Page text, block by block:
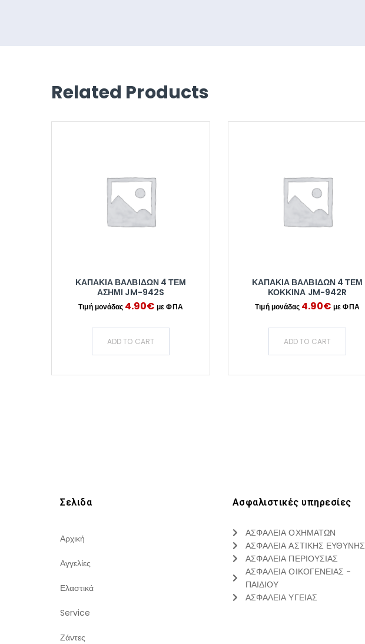
Related Products
ΚΑΠΑΚΙΑ ΒΑΛΒΙΔΩΝ 4 ΤΕΜ
ΑΣΗΜΙ JM-942S
4.90€
ADD TO CART
ΚΑΠΑΚΙΑ ΒΑΛΒΙΔΩΝ 4 ΤΕΜ
ΚΟΚΚΙΝΑ JM-942R
4.90€
ADD TO CART
Σελιδα
Αρχική
Αγγελίες
Ελαστικά
Service
Ζάντες
Ασφαλιστικές υπηρεσίες
ΑΣΦΑΛΕΙΑ ΟΧΗΜΑΤΩΝ
ΑΣΦΑΛΕΙΑ ΑΣΤΙΚΗΣ ΕΥΘΥΝΗΣ
ΑΣΦΑΛΕΙΑ ΠΕΡΙΟΥΣΙΑΣ
ΑΣΦΑΛΕΙΑ ΟΙΚΟΓΕΝΕΙΑΣ -
ΠΑΙΔΙΟΥ
ΑΣΦΑΛΕΙΑ ΥΓΕΙΑΣ